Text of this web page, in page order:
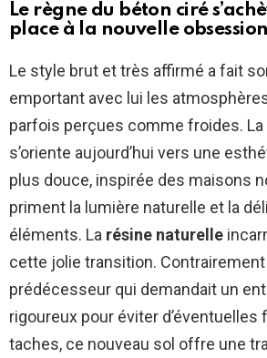
Le règne du béton ciré
place à la nouvelle
Le style brut et très affirmé a fait
emportant avec lui les
parfois perçues comme froides. La
s’oriente aujourd’hui vers une
plus douce, inspirée des maisons
priment la lumière naturelle et la
éléments. La résine naturelle
cette jolie transition.
prédécesseur qui demandait un
rigoureux pour éviter d’éventuelles
taches, ce nouveau sol offre une